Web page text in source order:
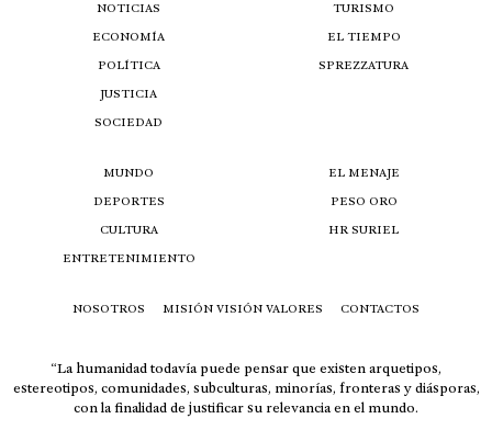
NOTICIAS
ECONOMÍA
POLÍTICA
JUSTICIA
SOCIEDAD
TURISMO
EL TIEMPO
SPREZZATURA
MUNDO
DEPORTES
CULTURA
ENTRETENIMIENTO
EL MENAJE
PESO ORO
HR SURIEL
NOSOTROS MISIÓN VISIÓN VALORES CONTACTOS
“La humanidad todavía puede pensar que existen arquetipos,
estereotipos, comunidades, subculturas, minorías, fronteras y diásporas,
con la finalidad de justificar su relevancia en el mundo.